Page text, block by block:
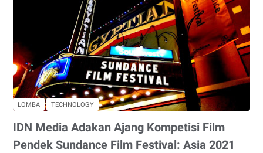
LOMBA TECHNOLOGY
IDN Media Adakan Ajang Kompetisi Film
Pendek Sundance Film Festival: Asia 2021